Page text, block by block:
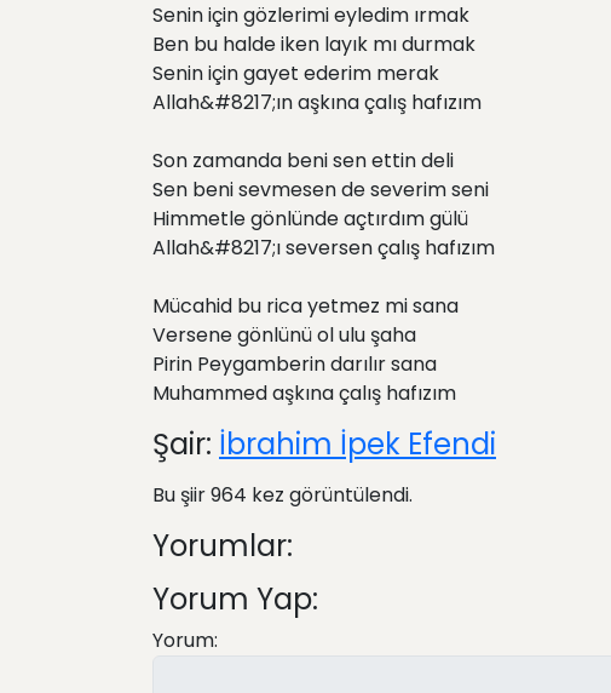
Senin için gözlerimi eyledim ırmak
Ben bu halde iken layık mı durmak
Senin için gayet ederim merak
Allah&#8217;ın aşkına çalış hafızım
Son zamanda beni sen ettin deli
Sen beni sevmesen de severim seni
Himmetle gönlünde açtırdım gülü
Allah&#8217;ı seversen çalış hafızım
Mücahid bu rica yetmez mi sana
Versene gönlünü ol ulu şaha
Pirin Peygamberin darılır sana
Muhammed aşkına çalış hafızım
Şair: İbrahim İpek Efendi
Bu şiir 964 kez görüntülendi.
Yorumlar:
Yorum Yap:
Yorum: